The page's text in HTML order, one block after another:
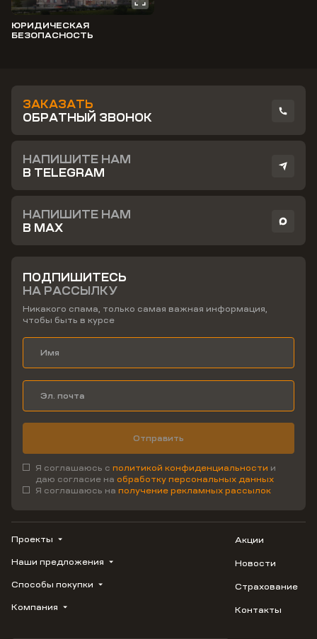
ЮРИДИЧЕСКАЯ
БЕЗОПАСНОСТЬ
ЗАКАЗАТЬ
ОБРАТНЫЙ ЗВОНОК
НАПИШИТЕ НАМ
В TELEGRAM
НАПИШИТЕ НАМ
В MAX
ПОДПИШИТЕСЬ
НА РАССЫЛКУ
Никакого спама, только самая важная информация,
чтобы быть в курсе
Отправить
Я соглашаюсь с политикой конфиденциальности и
даю согласие на обработку персональных данных
Я соглашаюсь на получение рекламных рассылок
Проекты
ВЕРН
1799
Наши предложения
Купить квартиру
Студию
Способы покупки
Трейд-ин
Компания
Акции
Новости
Страхование
Контакты